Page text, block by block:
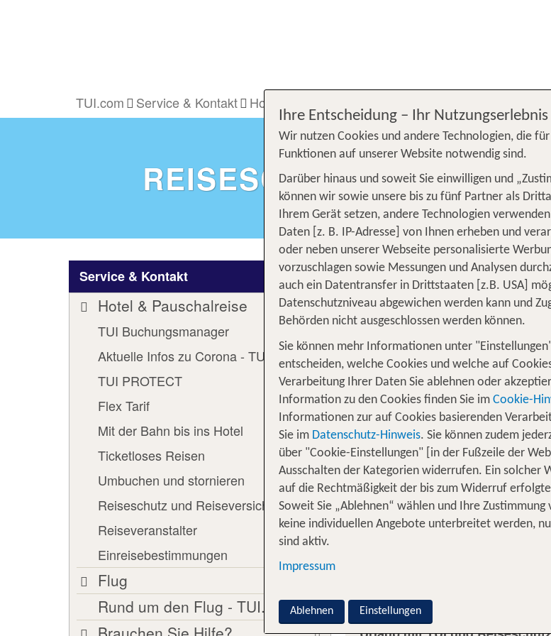
TUI.com Service & Kontakt Hotel & Pauschalreise
REISESCHUTZ UND
Service & Kontakt
Hotel & Pauschalreise
TUI Buchungsmanager
Aktuelle Infos zu Corona - TUI.com
TUI PROTECT
Flex Tarif
Mit der Bahn bis ins Hotel
Ticketloses Reisen
Umbuchen und stornieren
Reiseschutz und Reiseversicherung
Reiseveranstalter
Einreisebestimmungen
Flug
Rund um den Flug - TUI.com
Rundum gut
Selbstbeteiligung
Damit Sie Ihren TUI Urlaub
Abschluss eines Reiseschutz-
Reiseschutz befinden Sie sich
TUI Online-Buchung: Im
Während der Online-Buchung
den Sie direkt zu Ihrer Reise
Viele Reiseversicherungen
Service Center buchen.Oder
Warum ist bei jedem TUI
Warum ist eine Versicherung
Warum ist eine Versicherung
Ihre Entscheidung – Ihr
Wir nutzen Cookies und andere Technologien, die für
Funktionen auf unserer Website notwendig sind.
Darüber hinaus und soweit Sie einwilligen und
können wir sowie unsere bis zu fünf Partner als
Ihrem Gerät setzen, andere Technologien
Daten [z. B. IP-Adresse] von Ihnen erheben und
oder neben unserer Webseite personalisierte
vorzuschlagen sowie Messungen und Analysen
auch ein Datentransfer in Drittstaaten [z.B. USA]
Datenschutzniveau abgewichen werden kann und
Behörden nicht ausgeschlossen werden können.
Sie können mehr Informationen unter
entscheiden, welche Cookies und welche auf
Verarbeitung Ihrer Daten Sie ablehnen oder
Information zu den Cookies finden Sie im Cookie-
Informationen zur auf Cookies basierenden
Sie im Datenschutz-Hinweis. Sie können zudem
über "Cookie-Einstellungen" [in der Fußzeile der
Ausschalten der Kategorien widerrufen. Ein solcher
auf die Rechtmäßigkeit der bis zum Widerruf
Soweit Sie „Ablehnen“ wählen und Ihre Zustimmung
keine individuellen Angebote unterbreitet werden,
sind aktiv.
Impressum
Ablehnen Einstellungen